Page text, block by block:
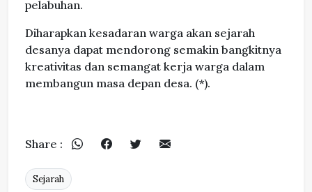
pelabuhan.
Diharapkan kesadaran warga akan sejarah
desanya dapat mendorong semakin bangkitnya
kreativitas dan semangat kerja warga dalam
membangun masa depan desa. (*).
Share :
Sejarah